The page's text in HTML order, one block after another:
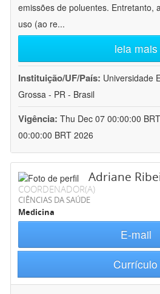
emissões de poluentes. Entretanto,
uso (ao re...
leia mais
Instituição/UF/País: Universidade
Grossa - PR - Brasil
Vigência: Thu Dec 07 00:00:00
00:00:00 BRT 2026
Adriane
COORDENADOR(A)
CIÊNCIAS DA SAÚDE
Medicina
E-mail
Currículo